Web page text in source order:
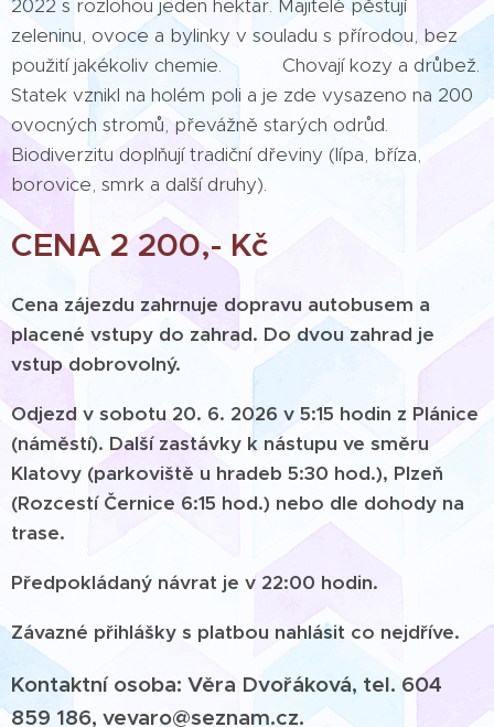
2022 s rozlohou jeden hektar. Majitelé pěstují
zeleninu, ovoce a bylinky v souladu s přírodou, bez
použití jakékoliv chemie. Chovají kozy a drůbež.
Statek vznikl na holém poli a je zde vysazeno na 200
ovocných stromů, převážně starých odrůd.
Biodiverzitu doplňují tradiční dřeviny (lípa, bříza,
borovice, smrk a další druhy).
CENA 2 200,- Kč
Cena zájezdu zahrnuje dopravu autobusem a
placené vstupy do zahrad. Do dvou zahrad je
vstup dobrovolný.
Odjezd v sobotu 20. 6. 2026 v 5:15 hodin z Plánice
(náměstí). Další zastávky k nástupu ve směru
Klatovy (parkoviště u hradeb 5:30 hod.), Plzeň
(Rozcestí Černice 6:15 hod.) nebo dle dohody na
trase.
Předpokládaný návrat je v 22:00 hodin.
Závazné přihlášky s platbou nahlásit co nejdříve.
Kontaktní osoba: Věra Dvořáková, tel. 604
859 186, vevaro@seznam.cz.